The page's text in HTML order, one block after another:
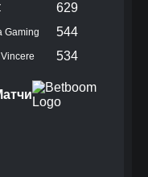
629
Gaming 544
534